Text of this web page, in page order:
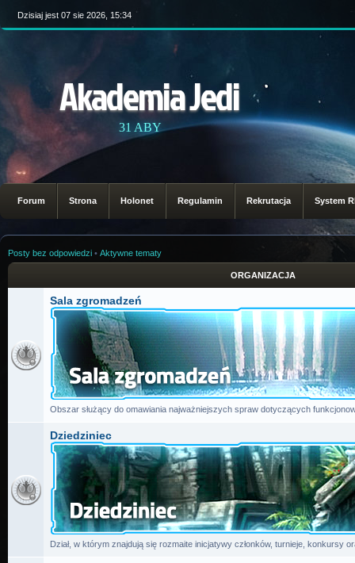
Dzisiaj jest 07 sie 2026, 15:34
Akademia Jedi
31 ABY
Forum Strona Holonet Regulamin Rekrutacja System
Posty bez odpowiedzi • Aktywne tematy
ORGANIZACJA
Sala zgromadzeń
Obszar służący do omawiania najważniejszych spraw dotyczących
Dziedziniec
Dział, w którym znajdują się rozmaite inicjatywy członków, turnieje, konkursy